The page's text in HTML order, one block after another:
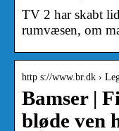
TV 2 har skabt
rumvæsen, om
http s://www.br.dk ›
Bamser |
bløde ven